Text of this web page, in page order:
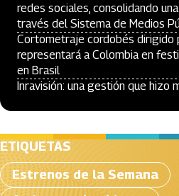
redes sociales, consolidando
través del Sistema de Medios
Cortometraje cordobés dirigido
representará a Colombia en
en Brasil
Inravisión: una gestión que hizo
ETIQUETAS
Estrenos de la Semana